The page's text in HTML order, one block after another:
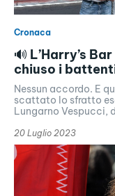
Cronaca
🔊 L’Harry’s
chiuso i
Nessun accordo. E
scattato lo sfratto
Lungarno Vespucci,
20 Luglio 2023